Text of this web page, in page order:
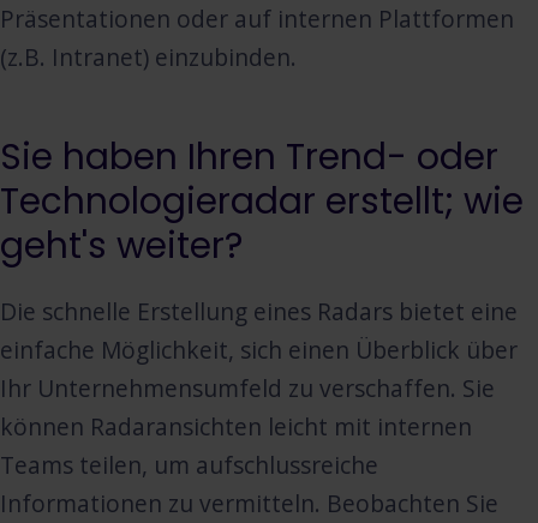
Präsentationen oder auf internen Plattformen
(z.B. Intranet) einzubinden.
Sie haben Ihren Trend- oder
Technologieradar erstellt; wie
geht's weiter?
Die schnelle Erstellung eines Radars bietet eine
einfache Möglichkeit, sich einen Überblick über
Ihr Unternehmensumfeld zu verschaffen. Sie
können Radaransichten leicht mit internen
Teams teilen, um aufschlussreiche
Informationen zu vermitteln. Beobachten Sie